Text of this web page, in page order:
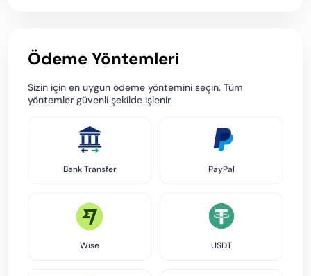
Ödeme Yöntemleri
Sizin için en uygun ödeme yöntemini seçin. Tüm
yöntemler güvenli şekilde işlenir.
Bank Transfer PayPal
Wise USDT